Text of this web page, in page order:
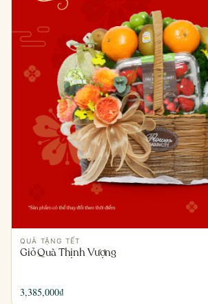
QUÀ TẶNG TẾT
Giỏ Quà Thịnh Vượng
3,385,000₫